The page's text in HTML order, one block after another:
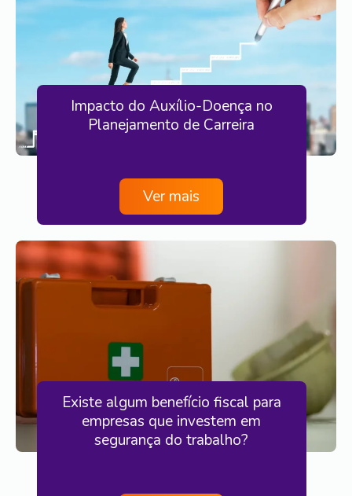
Impacto do Auxílio-Doença no
Planejamento de Carreira
Ver mais
Existe algum benefício fiscal para
empresas que investem em
segurança do trabalho?